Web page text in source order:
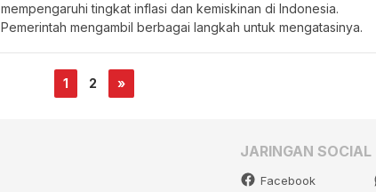
mempengaruhi tingkat inflasi dan kemiskinan di Indonesia.
Pemerintah mengambil berbagai langkah untuk mengatasinya.
1 2 »
JARINGAN SOCIAL
Facebook